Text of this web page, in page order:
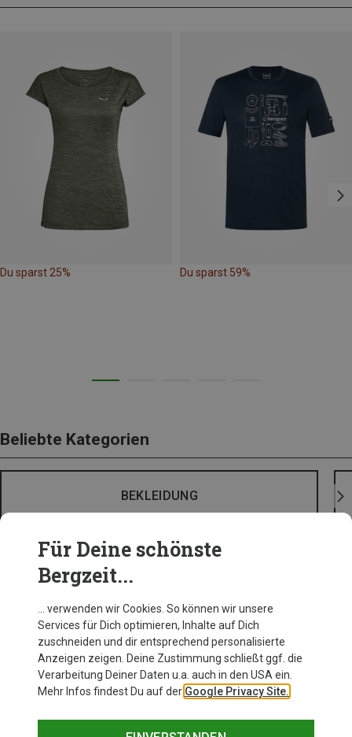
Du sparst 25% Du sparst 59%
Beliebte Kategorien
BEKLEIDUNG
Für Deine schönste
Bergzeit...
… verwenden wir Cookies. So können wir unsere
Services für Dich optimieren, Inhalte auf Dich
zuschneiden und dir entsprechend personalisierte
Anzeigen zeigen. Deine Zustimmung schließt ggf. die
Verarbeitung Deiner Daten u.a. auch in den USA ein.
Mehr Infos findest Du auf der Google Privacy Site.